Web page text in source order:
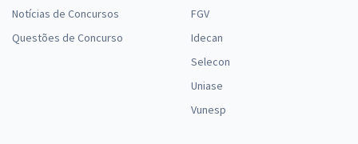
R$33,33
Notícias de Concursos
Questões de Concurso
FGV
Idecan
Selecon
Uniase
Vunesp